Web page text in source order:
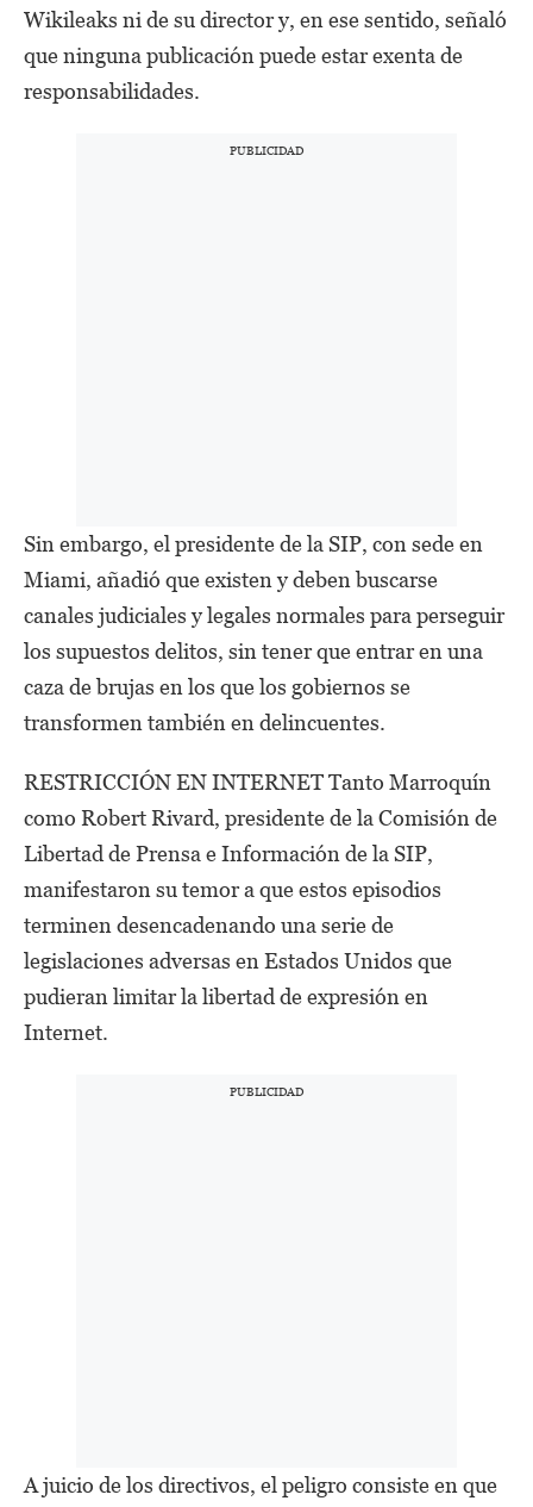
Wikileaks ni de su director y, en ese sentido, señaló
que ninguna publicación puede estar exenta de
responsabilidades.
Sin embargo, el presidente de la SIP, con sede en
Miami, añadió que existen y deben buscarse
canales judiciales y legales normales para perseguir
los supuestos delitos, sin tener que entrar en una
caza de brujas en los que los gobiernos se
transformen también en delincuentes.
RESTRICCIÓN EN INTERNET Tanto Marroquín
como Robert Rivard, presidente de la Comisión de
Libertad de Prensa e Información de la SIP,
manifestaron su temor a que estos episodios
terminen desencadenando una serie de
legislaciones adversas en Estados Unidos que
pudieran limitar la libertad de expresión en
Internet.
A juicio de los directivos, el peligro consiste en que